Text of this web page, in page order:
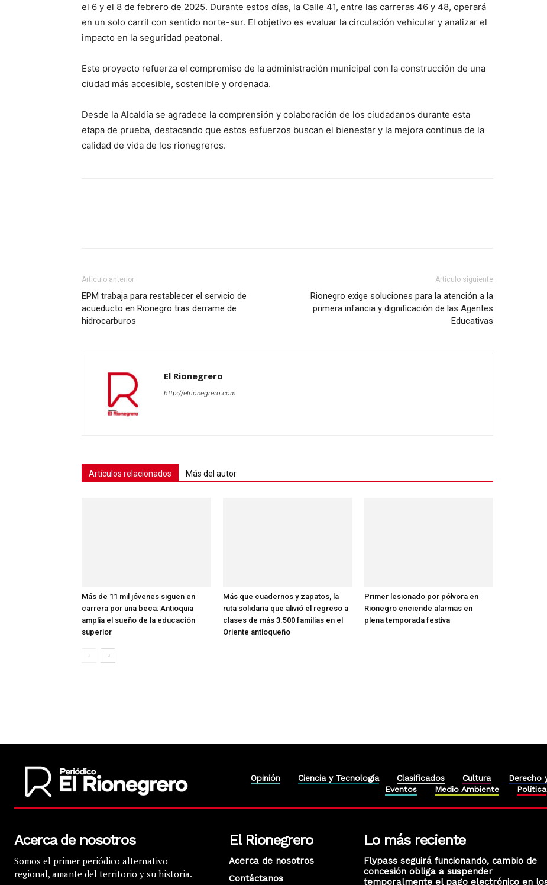
el 6 y el 8 de febrero de 2025. Durante estos días, la Calle 41, entre las carreras 46 y 48, operará
en un solo carril con sentido norte-sur. El objetivo es evaluar la circulación vehicular y analizar el
impacto en la seguridad peatonal.
Este proyecto refuerza el compromiso de la administración municipal con la construcción de una
ciudad más accesible, sostenible y ordenada.
Desde la Alcaldía se agradece la comprensión y colaboración de los ciudadanos durante esta
etapa de prueba, destacando que estos esfuerzos buscan el bienestar y la mejora continua de la
calidad de vida de los rionegreros.
Artículo anterior
EPM trabaja para restablecer el servicio de
acueducto en Rionegro tras derrame de
hidrocarburos
Artículo siguiente
Rionegro exige soluciones para la atención a la
primera infancia y dignificación de las Agentes
Educativas
El Rionegrero
http://elrionegrero.com
Artículos relacionados Más del autor
Más de 11 mil jóvenes siguen en
carrera por una beca: Antioquia
amplía el sueño de la educación
superior
Más que cuadernos y zapatos, la
ruta solidaria que alivió el regreso a
clases de más 3.500 familias en el
Oriente antioqueño
Primer lesionado por pólvora en
Rionegro enciende alarmas en
plena temporada festiva
Opinión Ciencia y Tecnología Clasificados Cultura Derecho
Eventos
Medio Ambiente Política
Acerca de nosotros
Somos el primer periódico alternativo
regional, amante del territorio y su historia.
El Rionegrero
Acerca de nosotros
Contáctanos
Lo más reciente
Flypass seguirá funcionando, cambio de
concesión obliga a suspender
temporalmente el pago electrónico en